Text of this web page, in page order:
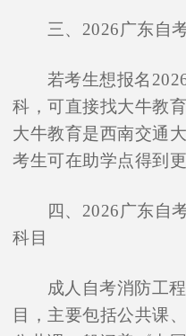
三、2026广东自
若考生想报名
科，可直接找大牛教
大牛教育是西南交通
考生可在助学点得到
四、2026广东自
科目
成人自考消防工
目，主要包括公共课